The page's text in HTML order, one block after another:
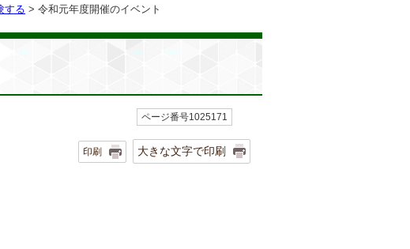
する > 令和元年度開催のイベント
ページ番号1025171
印刷 大きな文字で印刷